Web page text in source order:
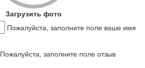
Загрузить фото
Пожалуйста, заполните поле ваше имя
Пожалуйста, заполните поле отзыв